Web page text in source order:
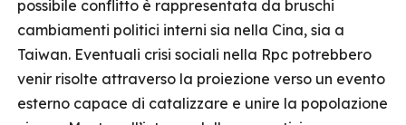
possibile conflitto è rappresentata da bruschi
cambiamenti politici interni sia nella Cina, sia a
Taiwan. Eventuali crisi sociali nella Rpc potrebbero
venir risolte attraverso la proiezione verso un evento
esterno capace di catalizzare e unire la popolazione